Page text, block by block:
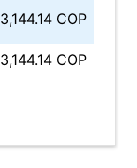
3,144.14 COP
3,144.14 COP